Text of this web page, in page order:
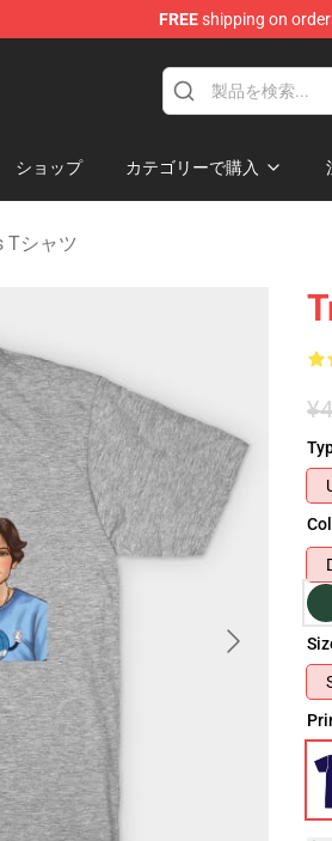
FREEshipping on
Store
ショップ カテゴリーで購入
Tシャツ